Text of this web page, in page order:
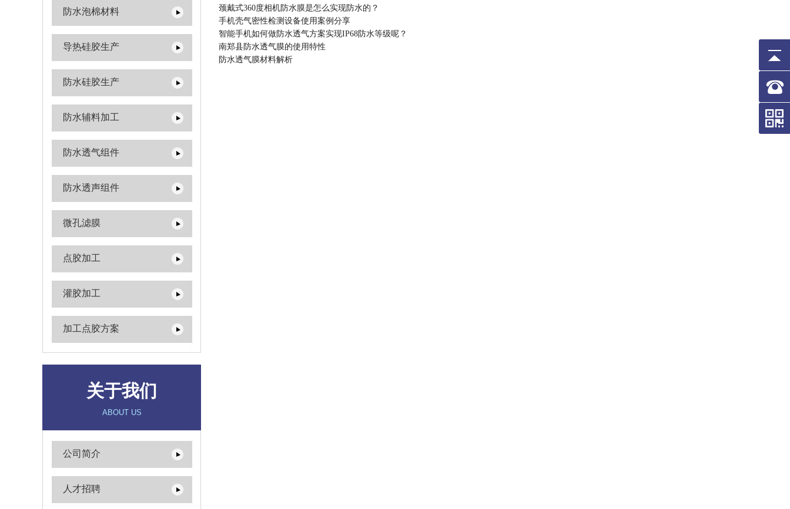
防水泡棉材料
导热硅胶生产
防水硅胶生产
防水辅料加工
防水透气组件
防水透声组件
微孔滤膜
点胶加工
灌胶加工
加工点胶方案
关于我们
ABOUT US
公司简介
人才招聘
颈戴式360度相机防水膜是怎么实现防水的？
手机壳气密性检测设备使用案例分享
智能手机如何做防水透气方案实现IP68防水等级呢？
南郑县防水透气膜的使用特性
防水透气膜材料解析